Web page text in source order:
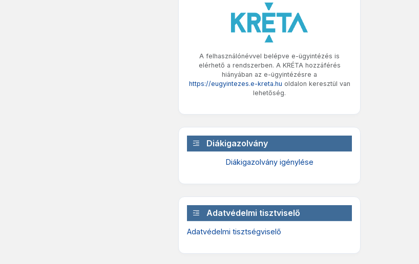
A felhasználónévvel belépve e-ügyintézés is
elérhető a rendszerben. A KRÉTA hozzáférés
hiányában az e-ügyintézésre a
https://eugyintezes.e-kreta.hu oldalon keresztül van
lehetőség.
Diákigazolvány
Diákigazolvány igénylése
Adatvédelmi tisztviselő
Adatvédelmi tisztségviselő